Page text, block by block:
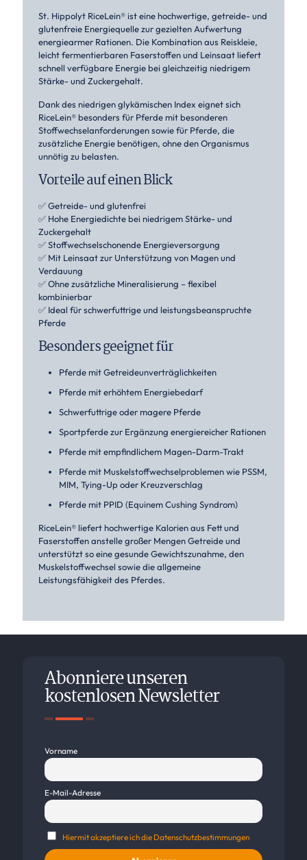
St. Hippolyt RiceLein® ist eine hochwertige, getreide- und
glutenfreie Energiequelle zur gezielten Aufwertung
energiearmer Rationen. Die Kombination aus Reiskleie,
leicht fermentierbaren Faserstoffen und Leinsaat liefert
schnell verfügbare Energie bei gleichzeitig niedrigem
Stärke- und Zuckergehalt.
Dank des niedrigen glykämischen Index eignet sich
RiceLein® besonders für Pferde mit besonderen
Stoffwechselanforderungen sowie für Pferde, die
zusätzliche Energie benötigen, ohne den Organismus
unnötig zu belasten.
Vorteile auf einen Blick
✅ Getreide- und glutenfrei
✅ Hohe Energiedichte bei niedrigem Stärke- und
Zuckergehalt
✅ Stoffwechselschonende Energieversorgung
✅ Mit Leinsaat zur Unterstützung von Magen und
Verdauung
✅ Ohne zusätzliche Mineralisierung – flexibel
kombinierbar
✅ Ideal für schwerfuttrige und leistungsbeanspruchte
Pferde
Besonders geeignet für
Pferde mit Getreideunverträglichkeiten
Pferde mit erhöhtem Energiebedarf
Schwerfuttrige oder magere Pferde
Sportpferde zur Ergänzung energiereicher Rationen
Pferde mit empfindlichem Magen-Darm-Trakt
Pferde mit Muskelstoffwechselproblemen wie PSSM,
MIM, Tying-Up oder Kreuzverschlag
Pferde mit PPID (Equinem Cushing Syndrom)
RiceLein® liefert hochwertige Kalorien aus Fett und
Faserstoffen anstelle großer Mengen Getreide und
unterstützt so eine gesunde Gewichtszunahme, den
Muskelstoffwechsel sowie die allgemeine
Leistungsfähigkeit des Pferdes.
Abonniere unseren
kostenlosen Newsletter
Vorname
E-Mail-Adresse
Hiermit akzeptiere ich die Datenschutzbestimmungen